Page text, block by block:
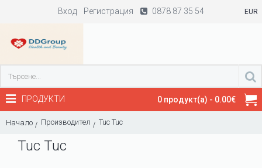
Вход Регистрация 0878 87 35 54 EUR
0 продукт(а) - 0.00€
ПРОДУКТИ
Начало Производител Tuc Tuc
Tuc Tuc